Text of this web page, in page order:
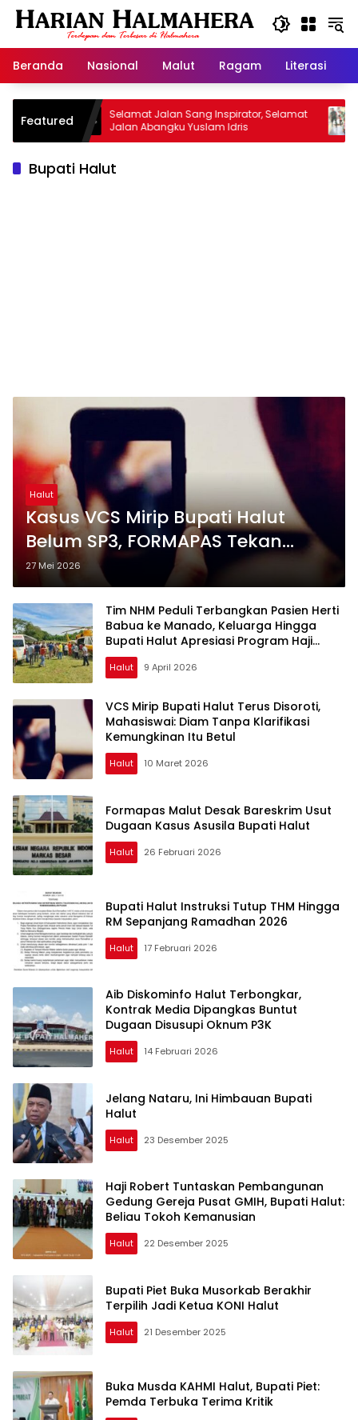
Langsung
Beranda
Nasional Malut Ragam Literasi
FeaturedSelamat Jalan Sang Inspirator, Selamat
Jalan Abangku Yuslam Idris
Bupati Halut
Halut
Kasus VCS Mirip Bupati Halut
Belum SP3, FORMAPAS Tekan
Polda Malut Usut Tuntas
27 Mei 2026
Tim NHM Peduli Terbangkan Pasien Herti
Babua ke Manado, Keluarga Hingga
Bupati Halut Apresiasi Program Haji
Robert
Halut 9 April 2026
VCS Mirip Bupati Halut Terus Disoroti,
Mahasiswai: Diam Tanpa Klarifikasi
Kemungkinan Itu Betul
Halut 10 Maret 2026
Formapas Malut Desak Bareskrim Usut
Dugaan Kasus Asusila Bupati Halut
Halut 26 Februari 2026
Bupati Halut Instruksi Tutup THM Hingga
RM Sepanjang Ramadhan 2026
Halut 17 Februari 2026
Aib Diskominfo Halut Terbongkar,
Kontrak Media Dipangkas Buntut
Dugaan Disusupi Oknum P3K
Halut 14 Februari 2026
Jelang Nataru, Ini Himbauan Bupati
Halut
Halut 23 Desember 2025
Haji Robert Tuntaskan Pembangunan
Gedung Gereja Pusat GMIH, Bupati Halut:
Beliau Tokoh Kemanusian
Halut 22 Desember 2025
Bupati Piet Buka Musorkab Berakhir
Terpilih Jadi Ketua KONI Halut
Halut 21 Desember 2025
Buka Musda KAHMI Halut, Bupati Piet:
Pemda Terbuka Terima Kritik